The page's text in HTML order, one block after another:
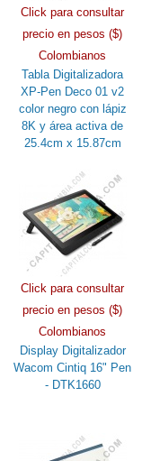
Click para consultar
precio en pesos ($)
Colombianos
Tabla Digitalizadora
XP-Pen Deco 01 v2
color negro con lápiz
8K y área activa de
25.4cm x 15.87cm
Click para consultar
precio en pesos ($)
Colombianos
Display Digitalizador
Wacom Cintiq 16" Pen
- DTK1660